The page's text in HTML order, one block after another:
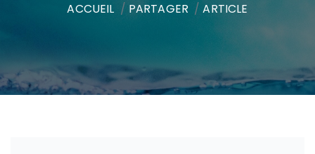
ACCUEIL PARTAGER ARTICLE